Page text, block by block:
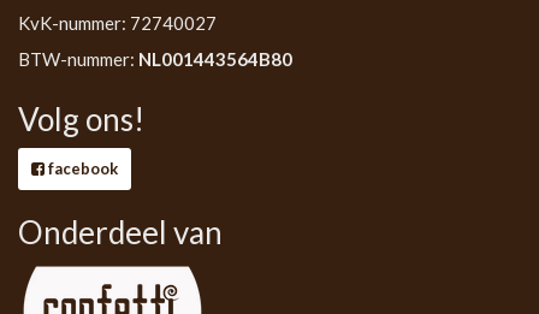
KvK-nummer: 72740027
BTW-nummer: NL001443564B80
Volg ons!
facebook
Onderdeel van